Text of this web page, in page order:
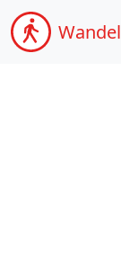
Wandel